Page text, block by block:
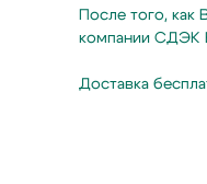
После того, как
компании СДЭК
Доставка